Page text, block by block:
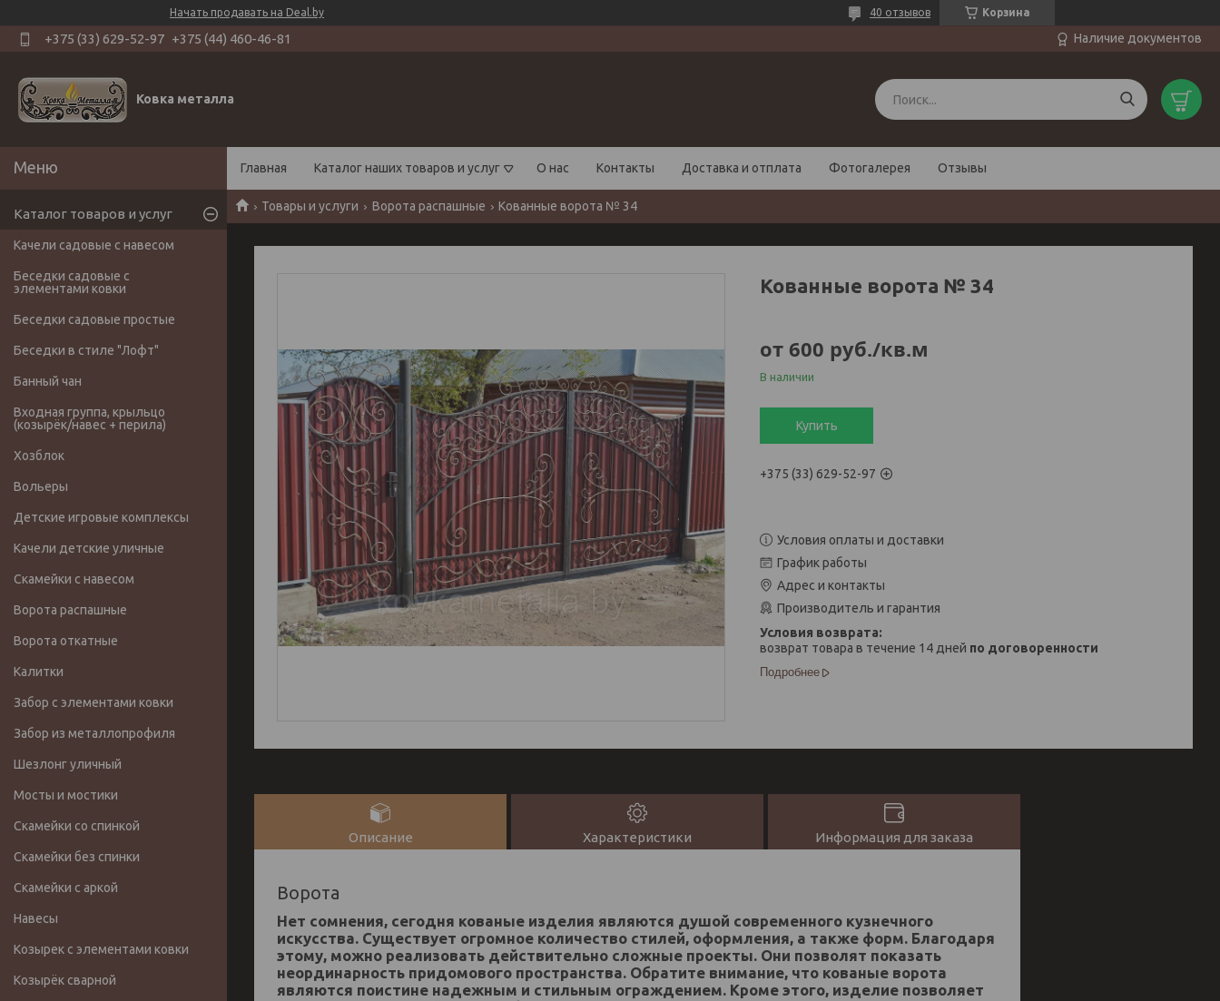
Начать продавать на Deal.by Корзина
40 отзывов
+375 (33) 629-52-97 +375 (44) 460-46-81 Наличие документов
Ковка металла
Главная Каталог наших товаров и услуг О нас Контакты Доставка и отплата Фотогалерея Отзывы
Товары и услуги Ворота распашные Кованные ворота № 34
Кованные ворота № 34
от 600 руб./кв.м
В наличии
Купить
+375 (33) 629-52-97
Условия оплаты и доставки
График работы
Адрес и контакты
Производитель и гарантия
возврат товара в течение 14 дней по договоренности
Подробнее
Описание Характеристики Информация для заказа
Ворота
Нет сомнения, сегодня кованые изделия являются душой современного кузнечного
искусства. Существует огромное количество стилей, оформления, а также форм. Благодаря
этому, можно реализовать действительно сложные проекты. Они позволят показать
неординарность придомового пространства. Обратите внимание, что кованые ворота
являются поистине надежным и стильным ограждением. Кроме этого, изделие позволяет
Каталог товаров и услуг
Качели садовые с навесом
Беседки садовые с
элементами ковки
Беседки садовые простые
Беседки в стиле "Лофт"
Банный чан
Входная группа, крыльцо
(козырёк/навес + перила)
Хозблок
Вольеры
Детские игровые комплексы
Качели детские уличные
Скамейки с навесом
Ворота распашные
Ворота откатные
Калитки
Забор с элементами ковки
Забор из металлопрофиля
Шезлонг уличный
Мосты и мостики
Скамейки со спинкой
Скамейки без спинки
Скамейки с аркой
Навесы
Козырек с элементами ковки
Козырёк сварной